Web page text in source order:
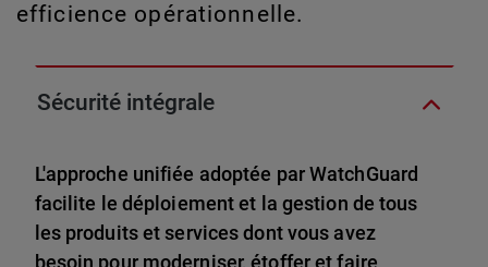
efficience opérationnelle.
Sécurité intégrale
L'approche unifiée adoptée par WatchGuard
facilite le déploiement et la gestion de tous
les produits et services dont vous avez
besoin pour moderniser, étoffer et faire